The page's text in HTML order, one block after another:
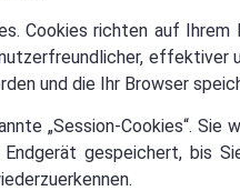
Cookies richten auf Ihrem
effektiver
und die Ihr Browser
„Session-Cookies“. Sie
gespeichert, bis